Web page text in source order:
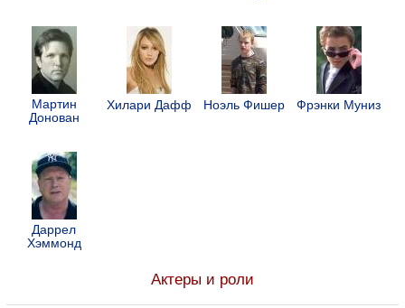
Мартин
Донован
Хилари Дафф Ноэль Фишер Фрэнки Муниз
Даррел
Хэммонд
Актеры и роли